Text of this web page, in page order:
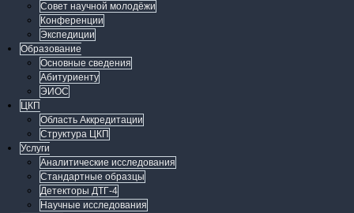
Совет научной молодёжи
Конференции
Экспедиции
Образование
Основные сведения
Абитуриенту
ЭИОС
ЦКП
Область Аккредитации
Структура ЦКП
Услуги
Аналитические исследования
Стандартные образцы
Детекторы ДТГ-4
Научные исследования